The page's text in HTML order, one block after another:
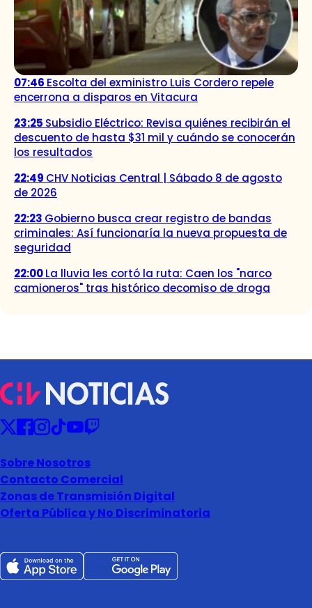
07:46 Escolta del exministro Luis Cordero repele
encerrona a disparos en Vitacura
23:25 Subsidio Eléctrico: Revisa quiénes recibirán el
descuento de hasta $31 mil y cuándo se conocerán
los resultados
22:49 CHV Noticias Central | Sábado 8 de agosto
de 2026
22:23 Gobierno busca crear registro de bandas
criminales: Así funcionaría la nueva propuesta de
seguridad
22:00La lluvia les cortó la ruta: Caen los "narco
camioneros" tras histórico decomiso de droga
Sobre Nosotros
Contacto Comercial
Zonas de Transmisión Digital
Oferta Pública y No Discriminatoria